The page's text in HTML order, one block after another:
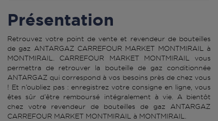
Présentation
Retrouvez votre point de vente et revendeur de bouteilles
de gaz ANTARGAZ CARREFOUR MARKET MONTMIRAIL à
MONTMIRAIL. CARREFOUR MARKET MONTMIRAIL vous
permettra de retrouver la bouteille de gaz conditionnée
ANTARGAZ qui correspond à vos besoins près de chez vous
! Et n’oubliez pas : enregistrez votre consigne en ligne, vous
êtes sûr d’être remboursé intégralement à vie. A bientôt
chez votre revendeur de bouteilles de gaz ANTARGAZ
CARREFOUR MARKET MONTMIRAIL à MONTMIRAIL.